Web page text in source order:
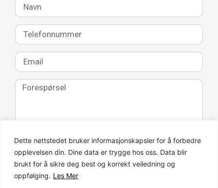
Dette nettstedet bruker informasjonskapsler for å forbedre
opplevelsen din. Dine data er trygge hos oss. Data blir
brukt for å sikre deg best og korrekt veiledning og
oppfølging. Les Mer
SEND HENVENDELSEN